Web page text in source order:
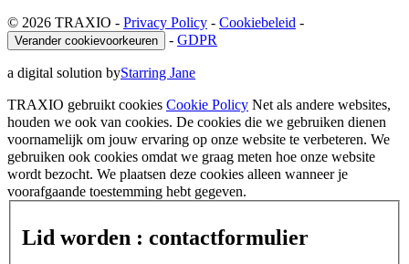
© 2026 TRAXIO - Privacy Policy - Cookiebeleid -
Verander cookievoorkeuren - GDPR
a digital solution byStarring Jane
TRAXIO gebruikt cookies Cookie Policy Net als andere websites,
houden we ook van cookies. De cookies die we gebruiken dienen
voornamelijk om jouw ervaring op onze website te verbeteren. We
gebruiken ook cookies omdat we graag meten hoe onze website
wordt bezocht. We plaatsen deze cookies alleen wanneer je
voorafgaande toestemming hebt gegeven.
Lid worden : contactformulier